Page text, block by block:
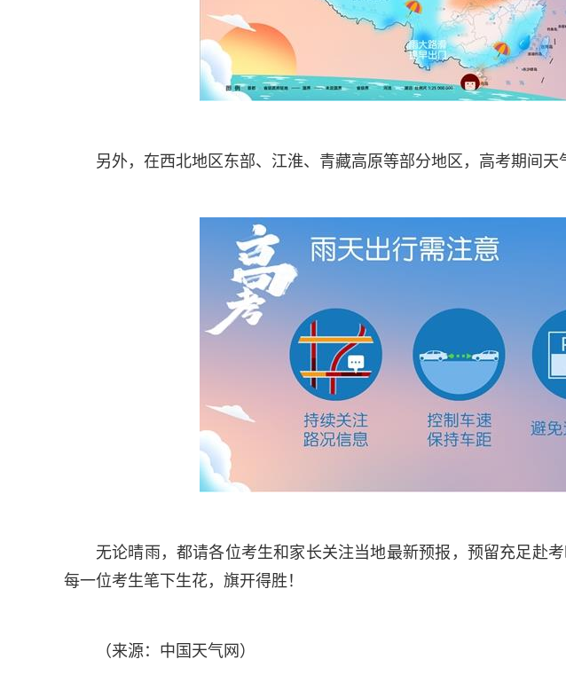
另外，在西北地区东部、江淮、青藏高原等部分地区，高考期间天
无论晴雨，都请各位考生和家长关注当地最新预报，预留充足赴
每一位考生笔下生花，旗开得胜！
（来源：中国天气网）